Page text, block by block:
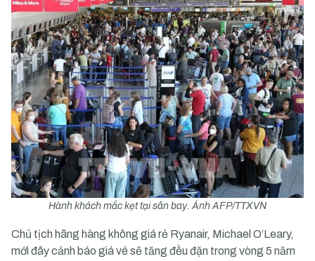
Hành khách mắc kẹt tại sân bay. Ảnh AFP/TTXVN
Chủ tịch hãng hàng không giá rẻ Ryanair, Michael O’Leary,
mới đây cảnh báo giá vé sẽ tăng đều đặn trong vòng 5 năm